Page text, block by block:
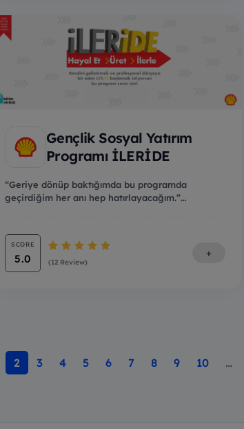
Gençlik Sosyal Yatırım
Programı İLERİDE
“Geriye dönüp baktığımda bu programda
geçirdiğim her anı hep hatırlayacağım.”
SCORE
5.0 (12 Review)
+
2 3 4 5 6 7 8 9 10 …